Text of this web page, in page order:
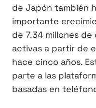
de Japón también
importante
de 7.34 millones
activas a partir de
hace cinco años.
parte a las
basadas en